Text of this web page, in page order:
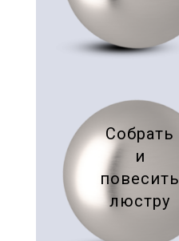
Собрать
и
повесить
люстру